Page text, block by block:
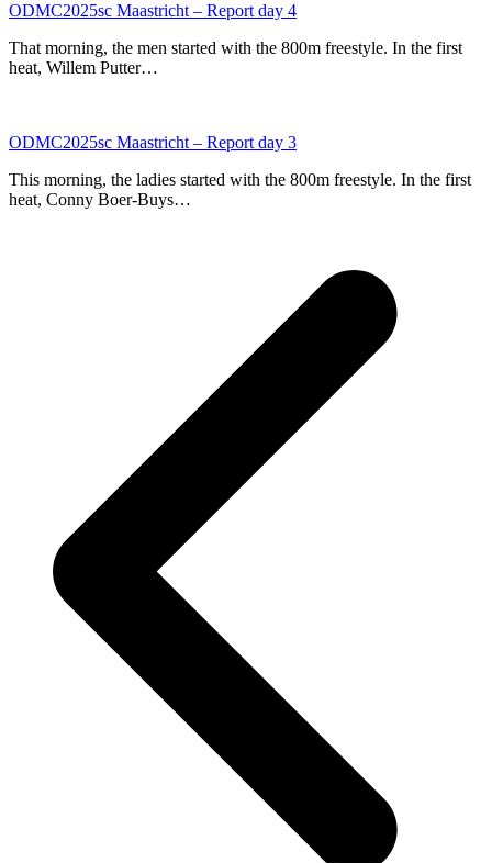
ODMC2025sc Maastricht – Report day 4
That morning, the men started with the 800m freestyle. In the first
heat, Willem Putter…
ODMC2025sc Maastricht – Report day 3
This morning, the ladies started with the 800m freestyle. In the first
heat, Conny Boer-Buys…